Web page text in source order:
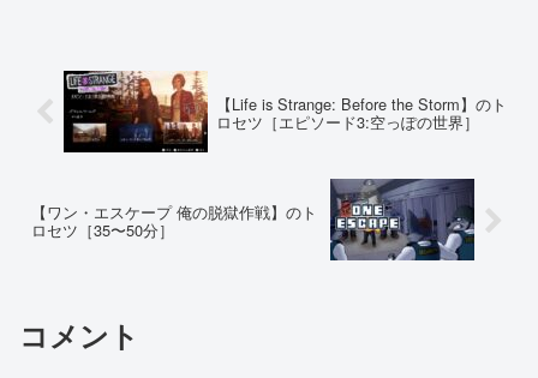
【Life is Strange: Before the Storm】のト
ロセツ［エピソード3:空っぽの世界］
【ワン・エスケープ 俺の脱獄作戦】のト
ロセツ［35〜50分］
コメント